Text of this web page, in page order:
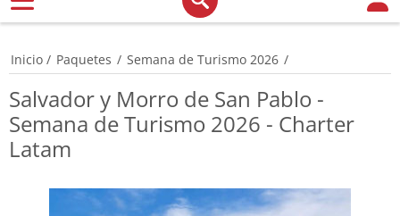
Inicio / Paquetes / Semana de Turismo 2026 /
Salvador y Morro de San Pablo -
Semana de Turismo 2026 - Charter
Latam